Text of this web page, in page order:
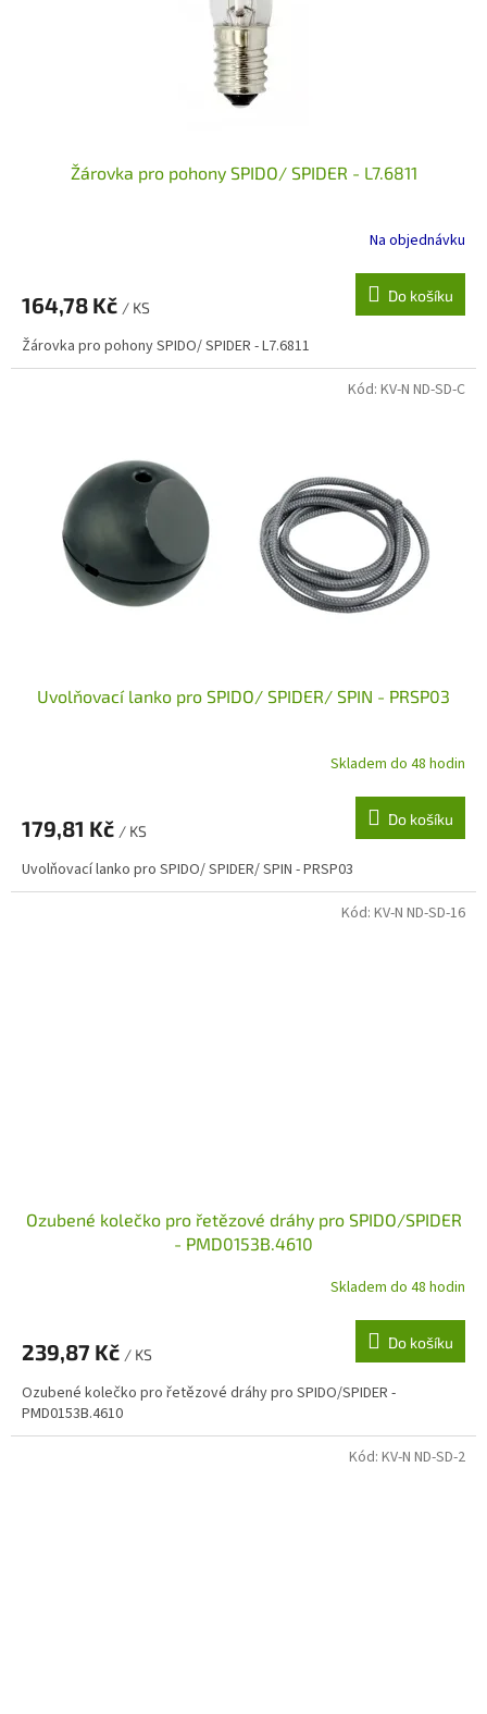
Žárovka pro pohony SPIDO/ SPIDER - L7.6811
Na objednávku
164,78 Kč / KS
Do košíku
Žárovka pro pohony SPIDO/ SPIDER - L7.6811
Uvolňovací lanko pro SPIDO/ SPIDER/ SPIN - PRSP03
Skladem do 48 hodin
179,81 Kč / KS
Do košíku
Uvolňovací lanko pro SPIDO/ SPIDER/ SPIN - PRSP03
Kód: KV-N ND-SD-C
Ozubené kolečko pro řetězové dráhy pro SPIDO/SPIDER
- PMD0153B.4610
Skladem do 48 hodin
239,87 Kč / KS
Do košíku
Ozubené kolečko pro řetězové dráhy pro SPIDO/SPIDER -
PMD0153B.4610
Kód: KV-N ND-SD-16
Kód: KV-N ND-SD-2